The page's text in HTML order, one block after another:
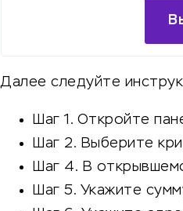
Далее следуйте
Шаг 1. Откройте
Шаг 2. Выберите
Шаг 4. В
Шаг 5. Укажите